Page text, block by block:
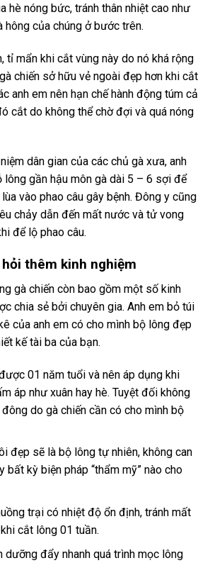
hè nóng bức, tránh thân nhiệt cao như
hông của chúng ở bước trên.
tỉ mẩn khi cắt vùng này do nó khá rộng
chiến sở hữu vẻ ngoài đẹp hơn khi cắt
anh em nên hạn chế hành động túm cả
cắt do không thể chờ đợi và quá nóng
dân gian của các chủ gà xưa, anh
lông gần hậu môn gà dài 5 – 6 sợi để
vào phao câu gây bệnh. Đông y cũng
chảy dẫn đến mất nước và tử vong
để lộ phao câu.
thêm kinh nghiệm
gà chiến còn bao gồm một số kinh
chia sẻ bởi chuyên gia. Anh em bỏ túi
của anh em có cho mình bộ lông đẹp
kế tài ba của bạn.
01 năm tuổi và nên áp dụng khi
áp như xuân hay hè. Tuyệt đối không
do gà chiến cần có cho mình bộ
đẹp sẽ là bộ lông tự nhiên, không can
bất kỳ biện pháp “thẩm mỹ” nào cho
trại có nhiệt độ ổn định, tránh mất
cắt lông 01 tuần.
dưỡng đẩy nhanh quá trình mọc lông